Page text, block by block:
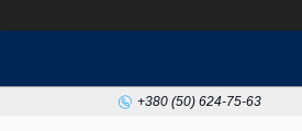
+380 (50) 624-75-63